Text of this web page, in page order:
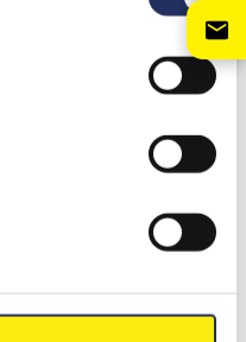
Materialhandling in